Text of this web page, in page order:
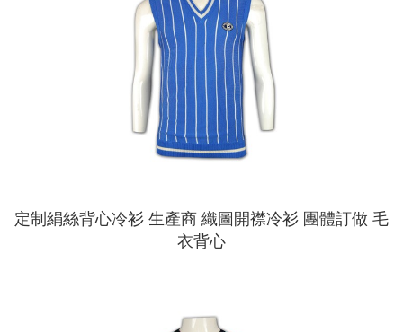
定制絹絲背心冷衫 生產商 織圖開襟冷衫 團體訂做 毛
衣背心